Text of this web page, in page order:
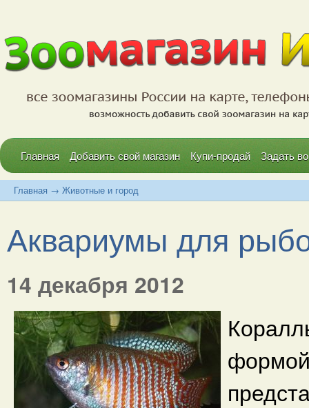
Главная Добавить свой магазин Купи-продай Задать
Главная → Животные и город
Аквариумы для
14 декабря 2012